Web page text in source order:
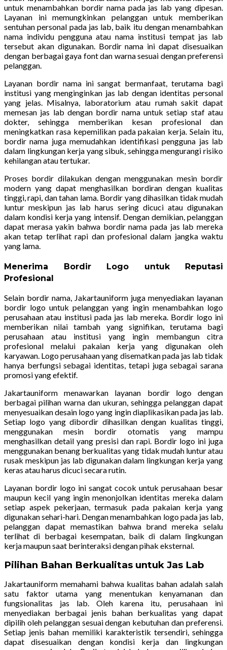
untuk menambahkan bordir nama pada jas lab yang dipesan.
Layanan ini memungkinkan pelanggan untuk memberikan
sentuhan personal pada jas lab, baik itu dengan menambahkan
nama individu pengguna atau nama institusi tempat jas lab
tersebut akan digunakan. Bordir nama ini dapat disesuaikan
dengan berbagai gaya font dan warna sesuai dengan preferensi
pelanggan.
Layanan bordir nama ini sangat bermanfaat, terutama bagi
institusi yang menginginkan jas lab dengan identitas personal
yang jelas. Misalnya, laboratorium atau rumah sakit dapat
memesan jas lab dengan bordir nama untuk setiap staf atau
dokter, sehingga memberikan kesan profesional dan
meningkatkan rasa kepemilikan pada pakaian kerja. Selain itu,
bordir nama juga memudahkan identifikasi pengguna jas lab
dalam lingkungan kerja yang sibuk, sehingga mengurangi risiko
kehilangan atau tertukar.
Proses bordir dilakukan dengan menggunakan mesin bordir
modern yang dapat menghasilkan bordiran dengan kualitas
tinggi, rapi, dan tahan lama. Bordir yang dihasilkan tidak mudah
luntur meskipun jas lab harus sering dicuci atau digunakan
dalam kondisi kerja yang intensif. Dengan demikian, pelanggan
dapat merasa yakin bahwa bordir nama pada jas lab mereka
akan tetap terlihat rapi dan profesional dalam jangka waktu
yang lama.
Menerima Bordir Logo untuk Reputasi
Profesional
Selain bordir nama, Jakartauniform juga menyediakan layanan
bordir logo untuk pelanggan yang ingin menambahkan logo
perusahaan atau institusi pada jas lab mereka. Bordir logo ini
memberikan nilai tambah yang signifikan, terutama bagi
perusahaan atau institusi yang ingin membangun citra
profesional melalui pakaian kerja yang digunakan oleh
karyawan. Logo perusahaan yang disematkan pada jas lab tidak
hanya berfungsi sebagai identitas, tetapi juga sebagai sarana
promosi yang efektif.
Jakartauniform menawarkan layanan bordir logo dengan
berbagai pilihan warna dan ukuran, sehingga pelanggan dapat
menyesuaikan desain logo yang ingin diaplikasikan pada jas lab.
Setiap logo yang dibordir dihasilkan dengan kualitas tinggi,
menggunakan mesin bordir otomatis yang mampu
menghasilkan detail yang presisi dan rapi. Bordir logo ini juga
menggunakan benang berkualitas yang tidak mudah luntur atau
rusak meskipun jas lab digunakan dalam lingkungan kerja yang
keras atau harus dicuci secara rutin.
Layanan bordir logo ini sangat cocok untuk perusahaan besar
maupun kecil yang ingin menonjolkan identitas mereka dalam
setiap aspek pekerjaan, termasuk pada pakaian kerja yang
digunakan sehari-hari. Dengan menambahkan logo pada jas lab,
pelanggan dapat memastikan bahwa brand mereka selalu
terlihat di berbagai kesempatan, baik di dalam lingkungan
kerja maupun saat berinteraksi dengan pihak eksternal.
Pilihan Bahan Berkualitas untuk Jas Lab
Jakartauniform memahami bahwa kualitas bahan adalah salah
satu faktor utama yang menentukan kenyamanan dan
fungsionalitas jas lab. Oleh karena itu, perusahaan ini
menyediakan berbagai jenis bahan berkualitas yang dapat
dipilih oleh pelanggan sesuai dengan kebutuhan dan preferensi.
Setiap jenis bahan memiliki karakteristik tersendiri, sehingga
dapat disesuaikan dengan kondisi kerja dan lingkungan